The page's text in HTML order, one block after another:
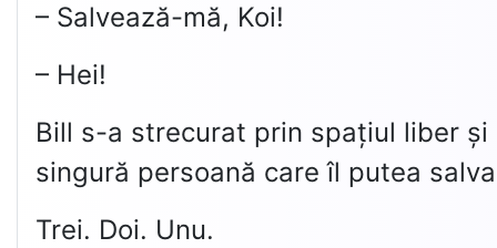
– Salvează-mă, Koi!
– Hei!
Bill s-a strecurat prin spațiul liber
singură persoană care îl putea
Trei. Doi. Unu.